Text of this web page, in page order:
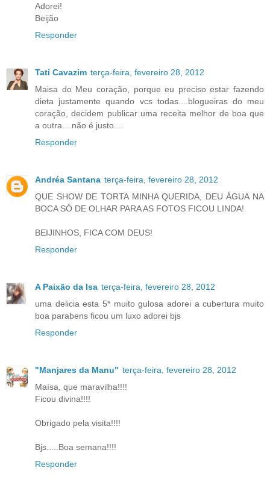
Adorei!
Beijão
Responder
Tati Cavazim terça-feira, fevereiro 28, 2012
Maisa do Meu coração, porque eu preciso estar fazendo
dieta justamente quando vcs todas....blogueiras do meu
coração, decidem publicar uma receita melhor de boa que
a outra....não é justo....
Responder
Andréa Santana terça-feira, fevereiro 28, 2012
QUE SHOW DE TORTA MINHA QUERIDA, DEU ÁGUA NA
BOCA SÓ DE OLHAR PARA AS FOTOS FICOU LINDA!
BEIJINHOS, FICA COM DEUS!
Responder
A Paixão da Isa terça-feira, fevereiro 28, 2012
uma delicia esta 5* muito gulosa adorei a cubertura muito
boa parabens ficou um luxo adorei bjs
Responder
"Manjares da Manu" terça-feira, fevereiro 28, 2012
Maísa, que maravilha!!!!
Ficou divina!!!!
Obrigado pela visita!!!!
Bjs.....Boa semana!!!!
Responder